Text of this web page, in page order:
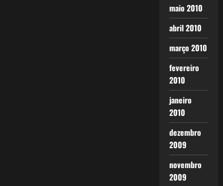
maio 2010
abril 2010
março 2010
fevereiro
2010
janeiro
2010
dezembro
2009
novembro
2009